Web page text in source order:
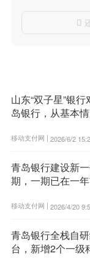

山东“双子星”银
岛银行，从基本
移动支付网 | 2026/6/2
青岛银行建设新
期，一期已在一
移动支付网 | 2026/4/20
青岛银行全栈自
台，新增2个一级